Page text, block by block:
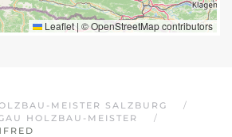
Leaflet | ©OpenStreetMapcontributors
MEISTER SALZBURG
HOLZBAU-MEISTER